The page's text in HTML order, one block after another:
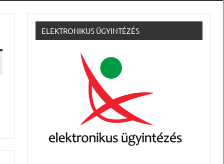
ELEKTRONIKUS ÜGYINTÉZÉS